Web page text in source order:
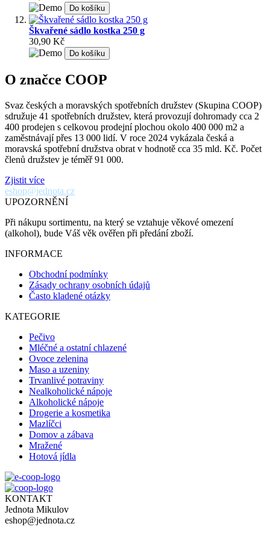
Do košíku
Škvařené sádlo kostka 250 g
30,90 Kč
Do košíku
O značce COOP
Svaz českých a moravských spotřebních družstev (Skupina COOP)
sdružuje 41 spotřebních družstev, která provozují dohromady cca 2
400 prodejen s celkovou prodejní plochou okolo 400 000 m2 a
zaměstnávají přes 13 000 lidí. V roce 2024 vykázala česká a
moravská spotřební družstva obrat v hodnotě cca 35 mld. Kč. Počet
členů družstev je téměř 91 000.
Zjistit více
eshop@jednota.cz
UPOZORNĚNÍ
Při nákupu sortimentu, na který se vztahuje věkové omezení
(alkohol), bude Váš věk ověřen při předání zboží.
INFORMACE
Obchodní podmínky
Zásady ochrany osobních údajů
Často kladené otázky
KATEGORIE
Pečivo
Mléčné a ostatní chlazené
Ovoce zelenina
Maso a uzeniny
Trvanlivé potraviny
Nealkoholické nápoje
Alkoholické nápoje
Drogerie a kosmetika
Mazlíčci
Domov a zábava
Mražené
Hotová jídla
KONTAKT
Jednota Mikulov
eshop@jednota.cz